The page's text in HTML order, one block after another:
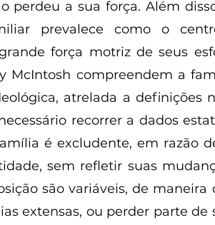
perdeu a sua força. Além
prevalece como o
força motriz de seus
McIntosh compreendem a
atrelada a definições
recorrer a dados
é excludente, em razão
sem refletir suas
são variáveis, de
extensas, ou perder parte